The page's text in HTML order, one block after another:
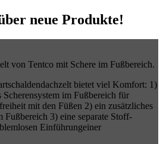
neue Produkte!
von Tentco mit Schere im Fußbereich.
bietet viel Komfort: 1)
Scherensystem im Fußbereich für
mit den Füßen 2) ein zusätzliches
Fußbereich 3) eine separate Stoff-
Einführungeiner